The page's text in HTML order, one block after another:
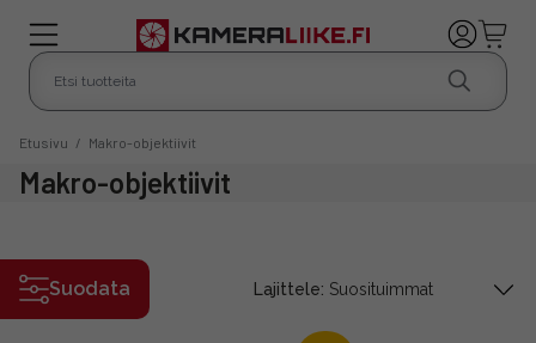
Etusivu / Makro-objektiivit
Makro-objektiivit
Suodata Lajittele: